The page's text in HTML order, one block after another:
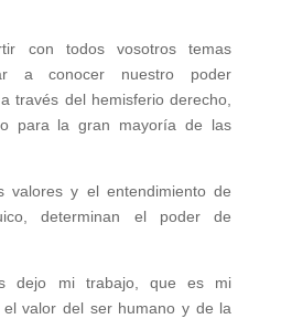
con todos vosotros temas
a conocer nuestro poder
través del hemisferio derecho,
para la gran mayoría de las
valores y el entendimiento de
determinan el poder de
dejo mi trabajo, que es mi
valor del ser humano y de la